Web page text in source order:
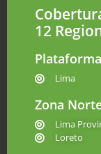
12
Lima
Zona
Lima
Loreto